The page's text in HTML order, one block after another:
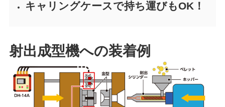
キャリングケースで持ち運びもOK！
射出成型機への装着例